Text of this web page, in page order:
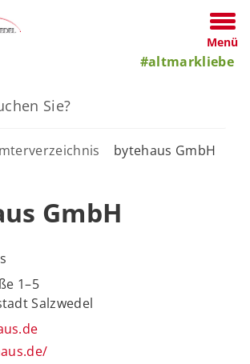
Menü
#altmarkliebe
bytehaus GmbH
GmbH
1–5
Salzwedel